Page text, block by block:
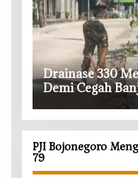
‎Drainase 330
Demi Cegah
Satgas TMMD
Warga Kesongo
PJI Bojonegoro
79